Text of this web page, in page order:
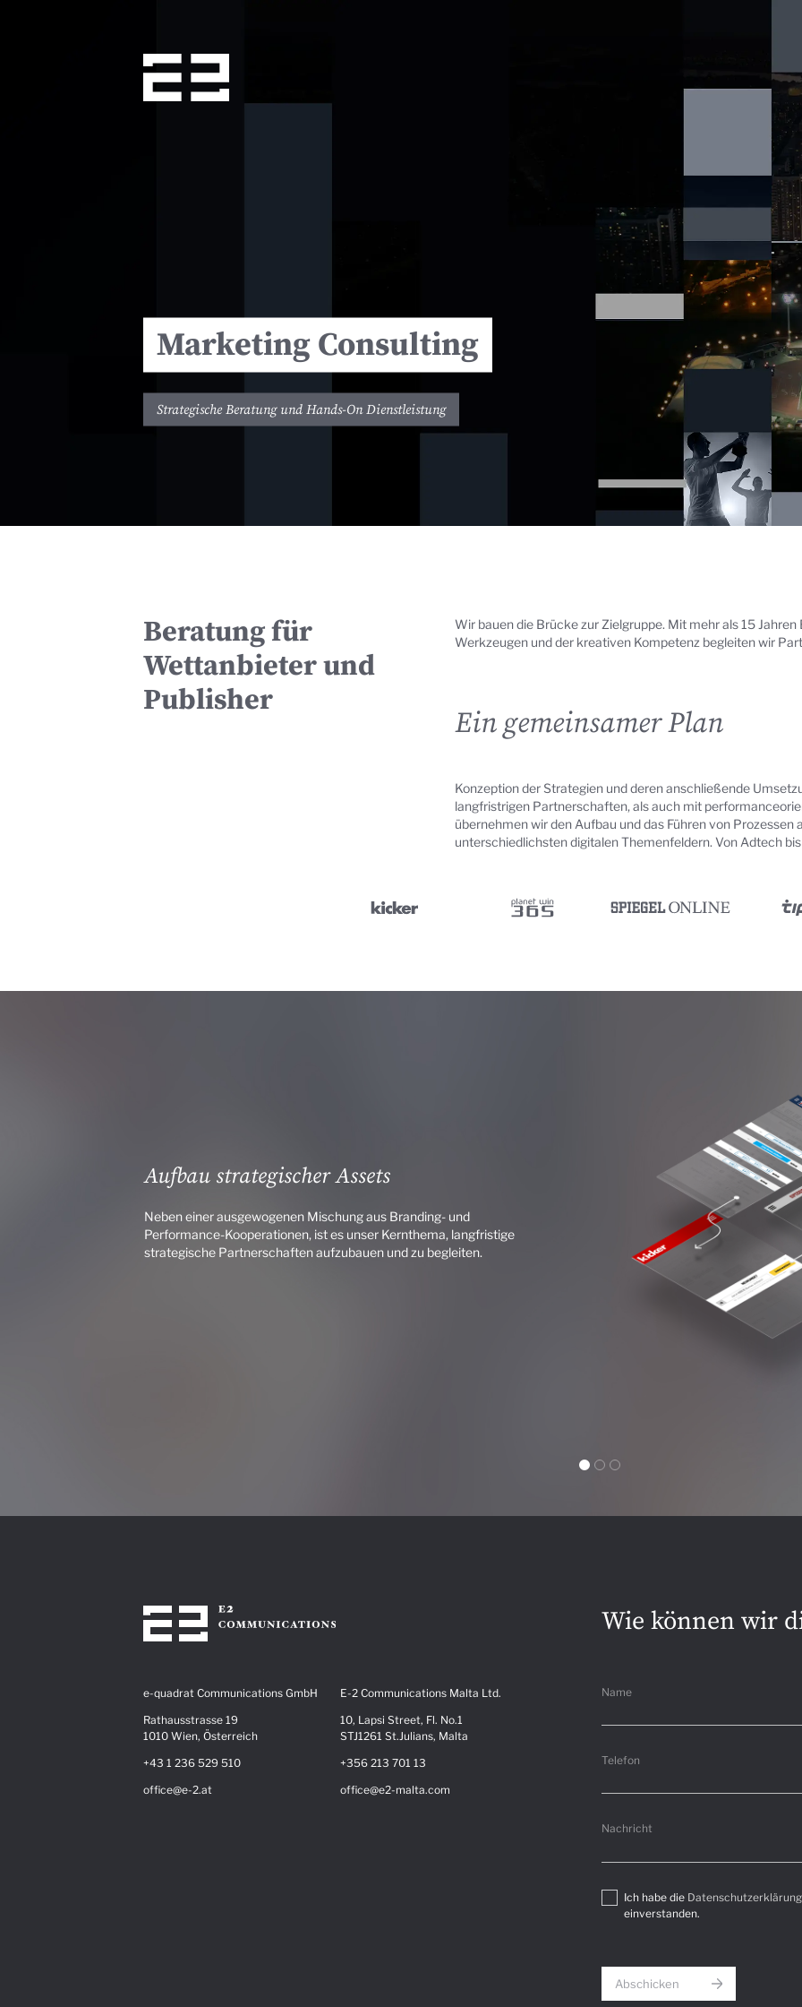
Marketing Consulting
Strategische Beratung und Hands-On Dienstleistung
Beratung für
Wettanbieter und
Publisher
Wir bauen die Brücke zur Zielgruppe. Mit mehr als 15
Werkzeugen und der kreativen Kompetenz begleiten wir
Ein gemeinsamer Plan
Konzeption der Strategien und deren anschließende
langfristrigen Partnerschaften, als auch mit
übernehmen wir den Aufbau und das Führen von Prozessen
unterschiedlichsten digitalen Themenfeldern. Von Adtech bis
Aufbau strategischer Assets
Neben einer ausgewogenen Mischung aus Branding- und
Performance-Kooperationen, ist es unser Kernthema, langfristige
strategische Partnerschaften aufzubauen und zu begleiten.
e-quadrat Communications GmbH
Rathausstrasse 19
1010 Wien, Österreich
+43 1 236 529 510
office@e-2.at
E-2 Communications Malta Ltd.
10, Lapsi Street, Fl. No.1
STJ1261 St.Julians, Malta
+356 213 701 13
office@e2-malta.com
Wie können wir
Name
Telefon
Nachricht
Ich habe die Datenschutzerklärung
einverstanden.
Abschicken